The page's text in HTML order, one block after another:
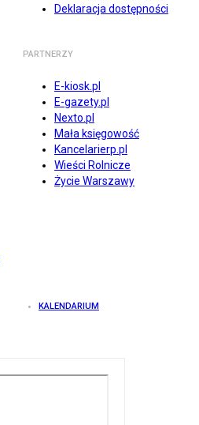
Deklaracja dostępności
PARTNERZY
E-kiosk.pl
E-gazety.pl
Nexto.pl
Mała księgowość
Kancelarierp.pl
Wieści Rolnicze
Życie Warszawy
KALENDARIUM